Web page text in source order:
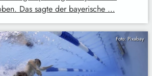
Das sagte der bayerische …
Foto: Pixabay